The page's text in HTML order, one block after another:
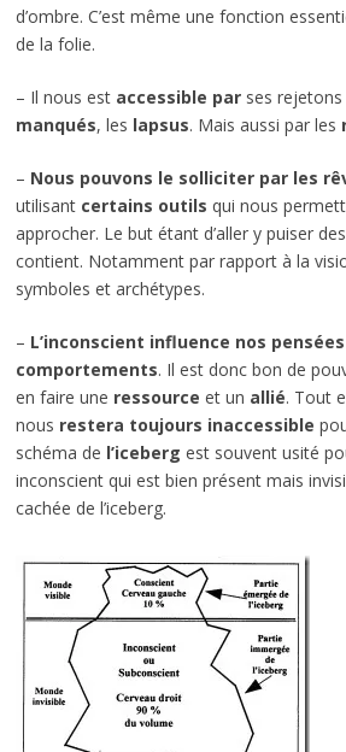
d’ombre. C’est même une fonction
de la folie.
– Il nous est accessible parses rejetons
manqués, les lapsus. Mais aussi par les
– Nous pouvons le solliciter par les
utilisant certains outils qui nous
approcher. Le but étant d’aller y puiser
contient. Notamment par rapport à la
symboles et archétypes.
– L’inconscient influence nos
comportements. Il est donc bon de
en faire une ressource et un allié. Tout
nous restera toujours inaccessible
schéma de l’iceberg est souvent usité
inconscient qui est bien présent mais
cachée de l’iceberg.